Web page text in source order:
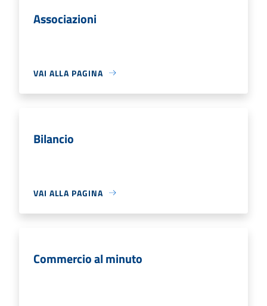
Associazioni
VAI ALLA PAGINA
Bilancio
VAI ALLA PAGINA
Commercio al minuto